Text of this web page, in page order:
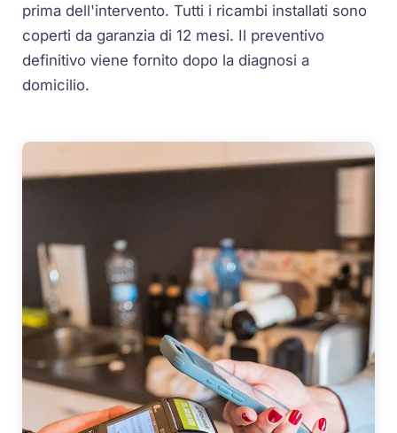
prima dell'intervento. Tutti i ricambi installati sono
coperti da garanzia di 12 mesi. Il preventivo
definitivo viene fornito dopo la diagnosi a
domicilio.